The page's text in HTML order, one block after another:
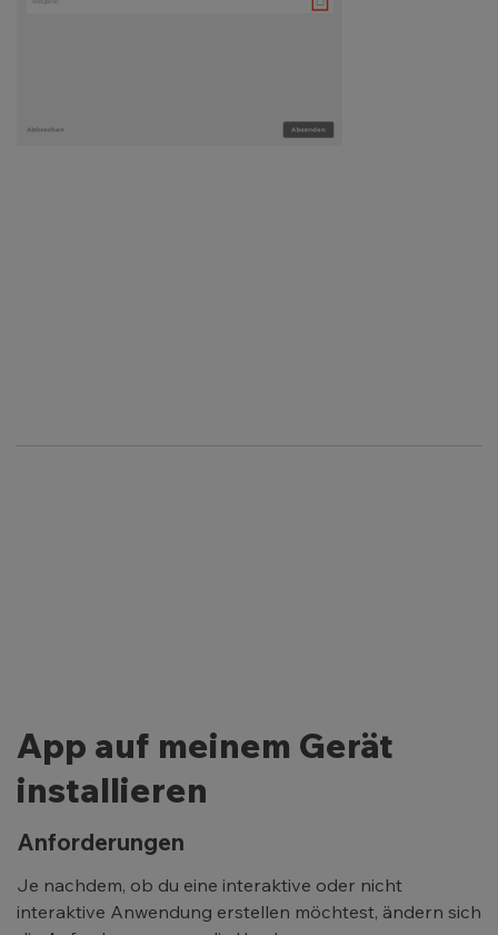
App auf meinem Gerät
installieren
Anforderungen
Je nachdem, ob du eine interaktive oder nicht
interaktive Anwendung erstellen möchtest, ändern sich